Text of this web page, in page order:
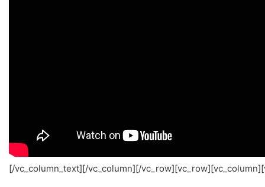
[/vc_column_text][/vc_column][/